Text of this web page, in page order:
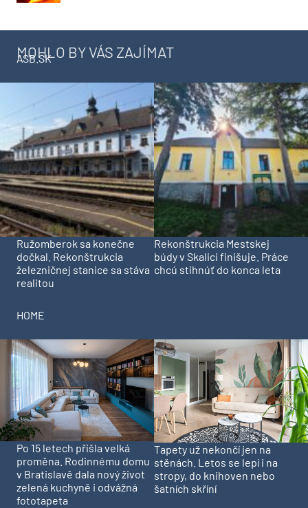
MOHLO BY VÁS ZAJÍMAT
ASB.SK
Ružomberok sa konečne
dočkal. Rekonštrukcia
železničnej stanice sa stáva
realitou
Rekonštrukcia Mestskej
búdy v Skalici finišuje. Práce
chcú stihnúť do konca leta
HOME
Po 15 letech přišla velká
proměna. Rodinnému domu
v Bratislavě dala nový život
zelená kuchyně i odvážná
fototapeta
Tapety už nekončí jen na
stěnách. Letos se lepí i na
stropy, do knihoven nebo
šatních skříní